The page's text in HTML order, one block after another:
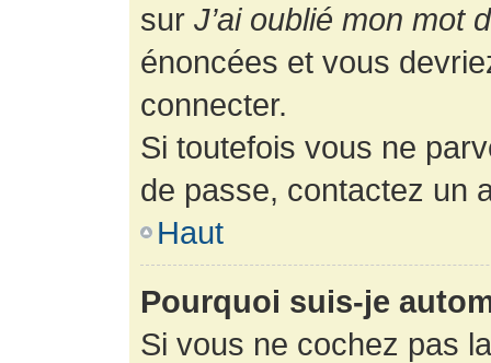
sur J’ai oublié mon mot
énoncées et vous
connecter.
Si toutefois vous ne
de passe, contactez un
Haut
Pourquoi suis-je
Si vous ne cochez pas